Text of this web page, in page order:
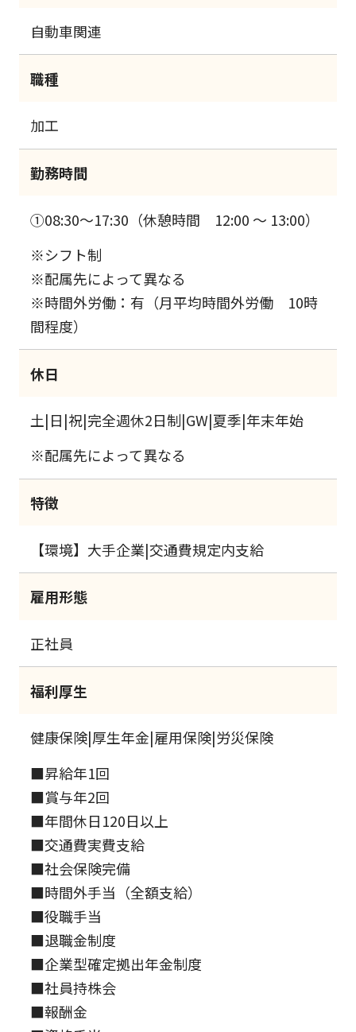
自動車関連
職種
加工
勤務時間
①08:30～17:30（休憩時間 12:00 ～ 13:00）
※シフト制
※配属先によって異なる
※時間外労働：有（月平均時間外労働 10時
間程度）
休日
土|日|祝|完全週休2日制|GW|夏季|年末年始
※配属先によって異なる
特徴
【環境】大手企業|交通費規定内支給
雇用形態
正社員
福利厚生
健康保険|厚生年金|雇用保険|労災保険
■昇給年1回
■賞与年2回
■年間休日120日以上
■交通費実費支給
■社会保険完備
■時間外手当（全額支給）
■役職手当
■退職金制度
■企業型確定拠出年金制度
■社員持株会
■報酬金